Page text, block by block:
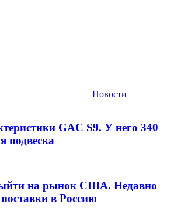
Новости
GAC S9. У него 340
подвеска
на рынок США. Недавно
в Россию